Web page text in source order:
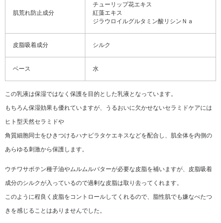
肌荒れ防止成分
チューリップ花エキス
紅藻エキス
ジラウロイルグルタミン酸リシンＮａ
皮脂吸着成分 シルク
ベース 水
この乳液は保湿ではなく保護を目的とした乳液となっています。
もちろん保湿効果も優れていますが、うるおいに欠かせないセラミドケアには
ヒト型天然セラミドや
角質細胞同士をひきつけるハナビラタケエキスなどを配合し、肌全体を内側の
あらゆる刺激から保護します。
ウチワサボテン種子油やムルムルバターが必要な皮脂を補いますが、皮脂吸着
成分のシルクが入っているので過剰な皮脂は取り去ってくれます。
このように程良く皮脂をコントロールしてくれるので、脂性肌でも嫌なべたつ
きを感じることはありませんでした。